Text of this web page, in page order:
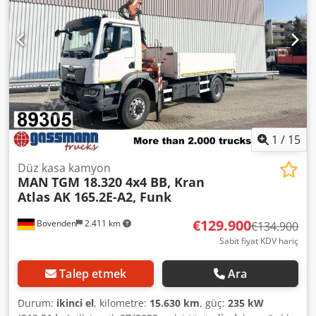
paneli için destek/çubuk bulunmuyor (fotoğraflara bakınız).
AKSESUAR BİLGİLERİ GARANTİ KAPSAMINDA DEĞİLDİR,
değişiklikler, önceden satış ve hatalar mahfuzdur!
Dkjdpfszrpvpjx Ahkjr
1 / 15
Bovenden 2.411 km
Düz kasa kamyon
MAN TGM 18.320 4x4 BB, Kran
Atlas AK 165.2E-A2, Funk
€129.900€134.900
Sabit fiyat KDV hariç
Talep etmek Ara
Durum: ikinci el, kilometre: 15.630 km, güç: 235 kW